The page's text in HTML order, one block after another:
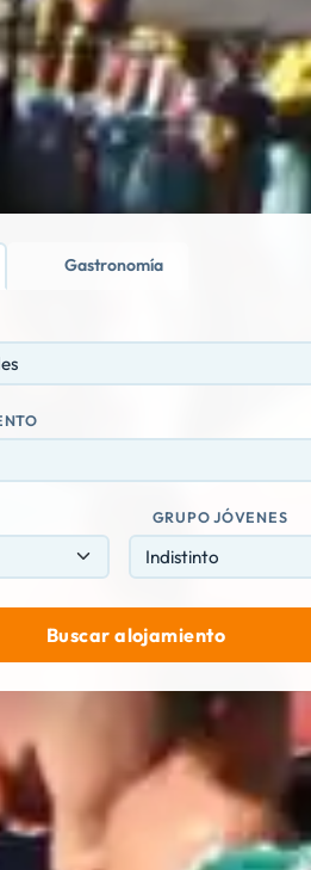
Gastronomía
GRUPO JÓVENES
Buscar alojamiento